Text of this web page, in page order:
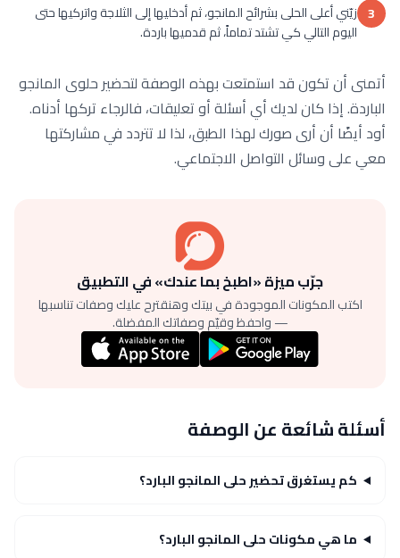
3 زيّني أعلى الحلى بشرائح المانجو، ثم أدخليها إلى الثلاجة واتركيها حتى
اليوم التالي كي تشتد تماماً، ثم قدميها باردة.
أتمنى أن تكون قد استمتعت بهذه الوصفة لتحضير حلوى المانجو
الباردة. إذا كان لديك أي أسئلة أو تعليقات، فالرجاء تركها أدناه.
أود أيضًا أن أرى صورك لهذا الطبق، لذا لا تتردد في مشاركتها
معي على وسائل التواصل الاجتماعي.
جرّب ميزة «اطبخ بما عندك» في التطبيق
اكتب المكونات الموجودة في بيتك وهنقترح عليك وصفات تناسبها
— واحفظ وقيّم وصفاتك المفضلة.
أسئلة شائعة عن الوصفة
كم يستغرق تحضير حلى المانجو البارد؟
ما هي مكونات حلى المانجو البارد؟